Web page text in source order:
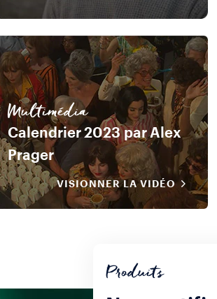
Multimédia
Calendrier 2023 par Alex
Prager
VISIONNER LA VIDÉO
Produits